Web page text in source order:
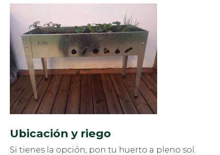
Ubicación y riego
Si tienes la opción, pon tu huerto a pleno sol.